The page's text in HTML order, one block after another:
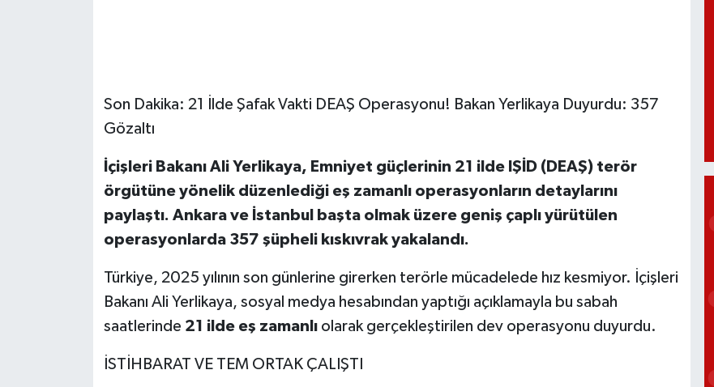
Son Dakika: 21 İlde Şafak Vakti DEAŞ Operasyonu! Bakan Yerlikaya Duyurdu: 357
Gözaltı
İçişleri Bakanı Ali Yerlikaya, Emniyet güçlerinin 21 ilde IŞİD (DEAŞ) terör
örgütüne yönelik düzenlediği eş zamanlı operasyonların detaylarını
paylaştı. Ankara ve İstanbul başta olmak üzere geniş çaplı yürütülen
operasyonlarda 357 şüpheli kıskıvrak yakalandı.
Türkiye, 2025 yılının son günlerine girerken terörle mücadelede hız kesmiyor. İçişleri
Bakanı Ali Yerlikaya, sosyal medya hesabından yaptığı açıklamayla bu sabah
saatlerinde 21 ilde eş zamanlıolarak gerçekleştirilen dev operasyonu duyurdu.
İSTİHBARAT VE TEM ORTAK ÇALIŞTI